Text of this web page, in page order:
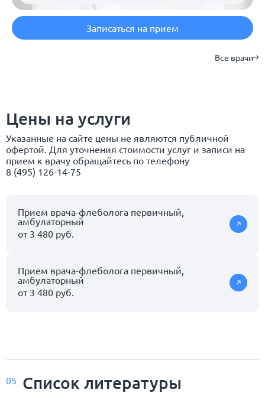
Записаться на прием
Все врачи
Цены на услуги
Указанные на сайте цены не являются публичной
офертой. Для уточнения стоимости услуг и записи на
прием к врачу обращайтесь по телефону
8 (495) 126-14-75
Прием врача-флеболога первичный,
амбулаторный
от 3 480 руб.
Прием врача-флеболога первичный,
амбулаторный
от 3 480 руб.
05 Список литературы